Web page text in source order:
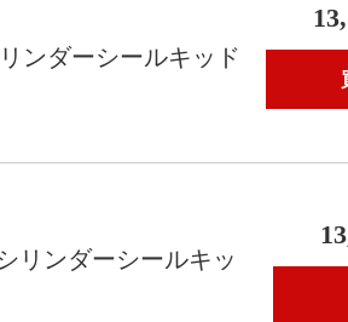
ンダーシールキッド
リンダーシールキッ